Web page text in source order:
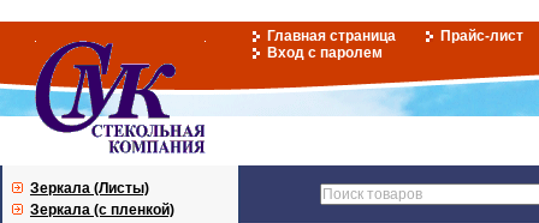
Главная страница
Прайс-лист
Вход с паролем
Зеркала (Листы)
Зеркала (с пленкой)